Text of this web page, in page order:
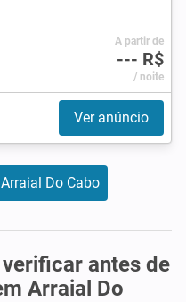
A partir de
--- R$
/ noite
Ver anúncio
Do Cabo
antes de
Arraial Do